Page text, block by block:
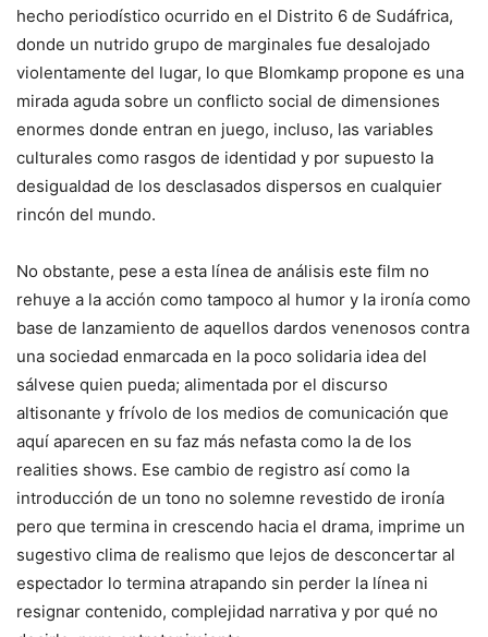
hecho periodístico ocurrido en el Distrito 6 de Sudáfrica,
donde un nutrido grupo de marginales fue desalojado
violentamente del lugar, lo que Blomkamp propone es una
mirada aguda sobre un conflicto social de dimensiones
enormes donde entran en juego, incluso, las variables
culturales como rasgos de identidad y por supuesto la
desigualdad de los desclasados dispersos en cualquier
rincón del mundo.
No obstante, pese a esta línea de análisis este film no
rehuye a la acción como tampoco al humor y la ironía como
base de lanzamiento de aquellos dardos venenosos contra
una sociedad enmarcada en la poco solidaria idea del
sálvese quien pueda; alimentada por el discurso
altisonante y frívolo de los medios de comunicación que
aquí aparecen en su faz más nefasta como la de los
realities shows. Ese cambio de registro así como la
introducción de un tono no solemne revestido de ironía
pero que termina in crescendo hacia el drama, imprime un
sugestivo clima de realismo que lejos de desconcertar al
espectador lo termina atrapando sin perder la línea ni
resignar contenido, complejidad narrativa y por qué no